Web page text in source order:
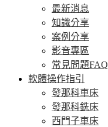
最新消息
知識分享
案例分享
影音專區
常見問題FAQ
軟體操作指引
發那科車床
發那科銑床
西門子車床